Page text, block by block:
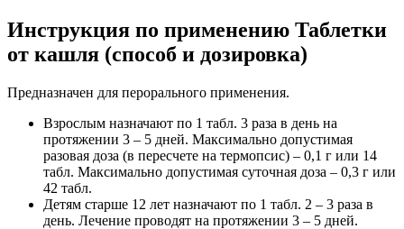
Инструкция по применению Таблетки
от кашля (способ и дозировка)
Предназначен для перорального применения.
Взрослым назначают по 1 табл. 3 раза в день на
протяжении 3 – 5 дней. Максимально допустимая
разовая доза (в пересчете на термопсис) – 0,1 г или 14
табл. Максимально допустимая суточная доза – 0,3 г или
42 табл.
Детям старше 12 лет назначают по 1 табл. 2 – 3 раза в
день. Лечение проводят на протяжении 3 – 5 дней.